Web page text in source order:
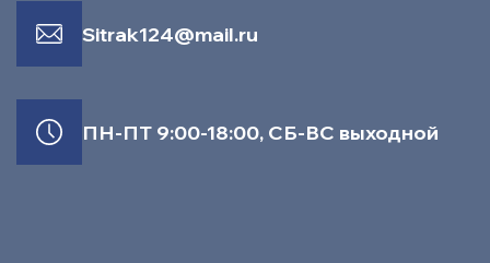
Sitrak124@mail.ru
ПН-ПТ 9:00-18:00, СБ-ВС выходной